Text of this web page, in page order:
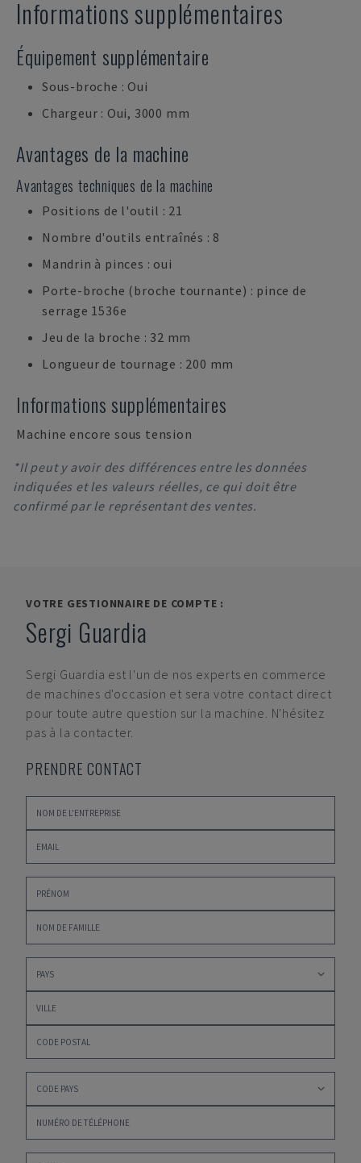
Informations supplémentaires
Équipement supplémentaire
Sous-broche : Oui
Chargeur : Oui, 3000 mm
Avantages de la machine
Avantages techniques de la machine
Positions de l'outil : 21
Nombre d'outils entraînés : 8
Mandrin à pinces : oui
Porte-broche (broche tournante) : pince de
serrage 1536e
Jeu de la broche : 32 mm
Longueur de tournage : 200 mm
Informations supplémentaires
Machine encore sous tension
*Il peut y avoir des différences entre les données
indiquées et les valeurs réelles, ce qui doit être
confirmé par le représentant des ventes.
VOTRE GESTIONNAIRE DE COMPTE :
Sergi Guardia
Sergi Guardia est l'un de nos experts en commerce
de machines d'occasion et sera votre contact direct
pour toute autre question sur la machine. N'hésitez
pas à la contacter.
PRENDRE CONTACT